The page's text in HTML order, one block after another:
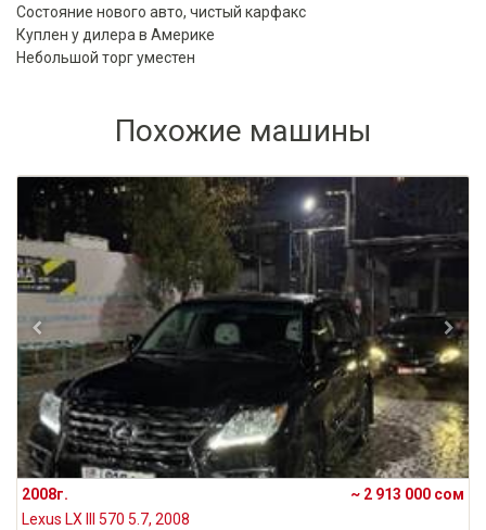
Состояние нового авто, чистый карфакс
Куплен у дилера в Америке
Небольшой торг уместен
Похожие машины
2008г.
~ 2 913 000 сом
Lexus LX III 570 5.7, 2008